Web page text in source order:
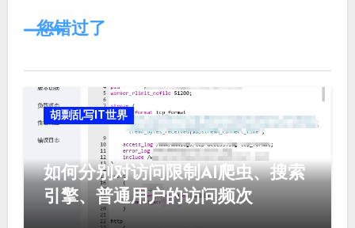
您错过了
胡剽乱写IT世界
如何分别对访问限制AI爬虫、搜索
引擎、普通用户的访问频次